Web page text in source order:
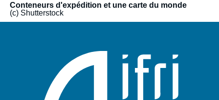
proposer à la fois des lectures globales et des analyses
ciblées. Elle permet également à des acteurs et experts
d’horizons variés d’en débattre librement.
Conteneurs d'expédition et une carte du monde
(c) Shutterstock